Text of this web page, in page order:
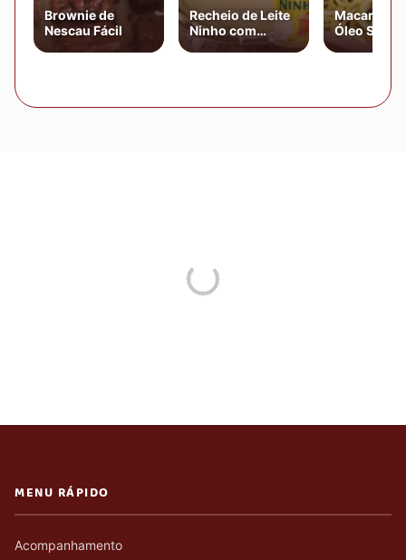
Brownie de
Nescau Fácil
Recheio de Leite
Ninho com
Emulsificante
Macarrão
Óleo
MENU RÁPIDO
Acompanhamento